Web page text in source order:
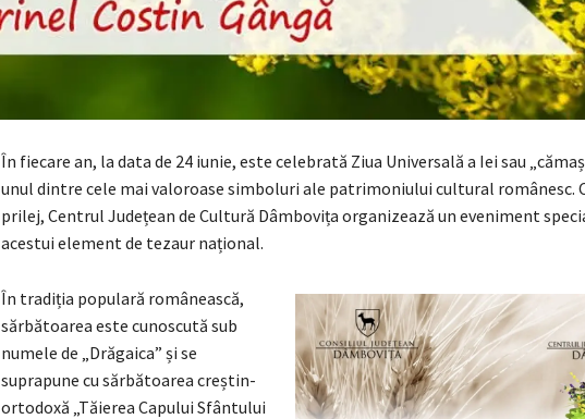
În fiecare an, la data de 24 iunie, este celebrată Ziua Universală a Iei sau
unul dintre cele mai valoroase simboluri ale patrimoniului cultural românesc.
prilej, Centrul Județean de Cultură Dâmbovița organizează un eveniment
acestui element de tezaur național.
În tradiția populară românească,
sărbătoarea este cunoscută sub
numele de „Drăgaica” și se
suprapune cu sărbătoarea creștin-
ortodoxă „Tăierea Capului Sfântului